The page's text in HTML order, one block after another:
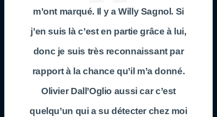
m’ont marqué. Il y a Willy Sagnol. Si
j’en suis là c’est en partie grâce à lui,
donc je suis très reconnaissant par
rapport à la chance qu’il m’a donné.
Olivier Dall’Oglio aussi car c’est
quelqu’un qui a su détecter chez moi